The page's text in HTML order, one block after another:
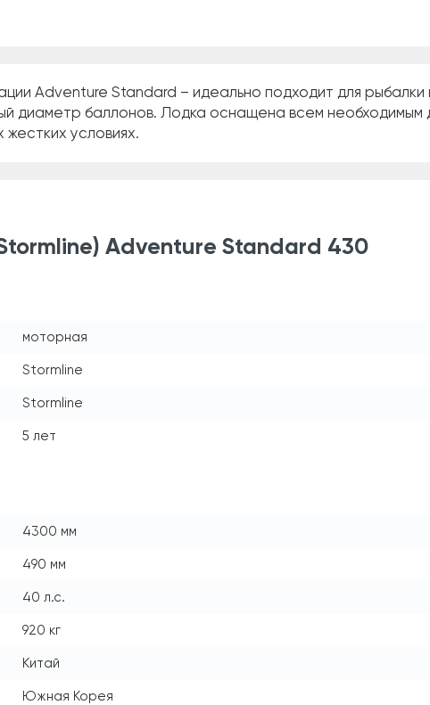
Adventure Standard – идеально подходит для рыбалки
диаметр баллонов. Лодка оснащена всем необходимым
условиях.
Adventure Standard 430
моторная
Stormline
Stormline
5 лет
4300 мм
490 мм
40 л.с.
920 кг
Китай
Южная Корея